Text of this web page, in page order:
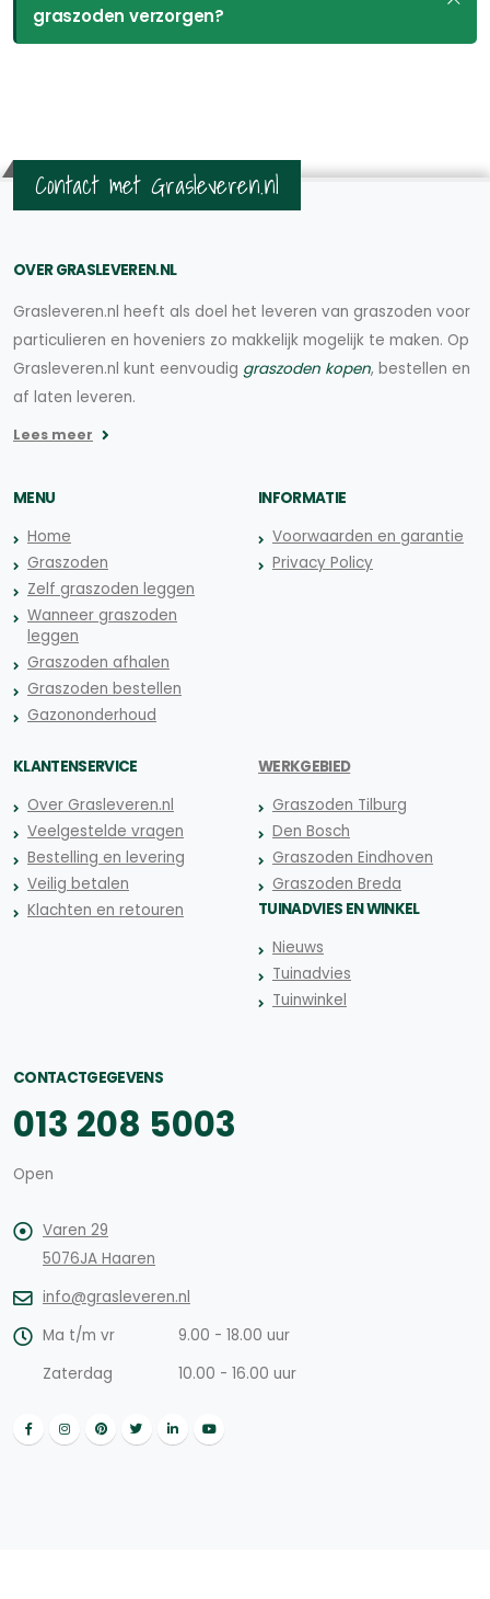
graszoden verzorgen?
Contact met Grasleveren.nl
OVER GRASLEVEREN.NL
Grasleveren.nl heeft als doel het leveren van graszoden voor
particulieren en hoveniers zo makkelijk mogelijk te maken. Op
Grasleveren.nl kunt eenvoudig graszoden kopen, bestellen en
af laten leveren.
Lees meer
MENU
Home
Graszoden
Zelf graszoden leggen
Wanneer graszoden
leggen
Graszoden afhalen
Graszoden bestellen
Gazononderhoud
INFORMATIE
Voorwaarden en garantie
Privacy Policy
KLANTENSERVICE
Over Grasleveren.nl
Veelgestelde vragen
Bestelling en levering
Veilig betalen
Klachten en retouren
WERKGEBIED
Graszoden Tilburg
Den Bosch
Graszoden Eindhoven
Graszoden Breda
TUINADVIES EN WINKEL
Nieuws
Tuinadvies
Tuinwinkel
CONTACTGEGEVENS
013 208 5003
Open
Varen 29
5076JA Haaren
info@grasleveren.nl
Ma t/m vr
9.00 - 18.00 uur
Zaterdag
10.00 - 16.00 uur